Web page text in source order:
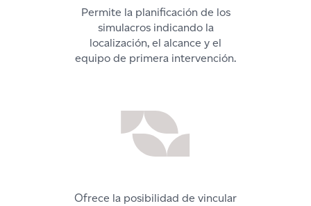
Permite la planificación de los
simulacros indicando la
localización, el alcance y el
equipo de primera intervención.
Ofrece la posibilidad de vincular